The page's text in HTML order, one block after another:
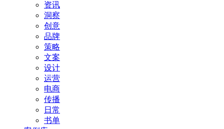
资讯
洞察
创意
品牌
策略
文案
设计
运营
电商
传播
日常
书单